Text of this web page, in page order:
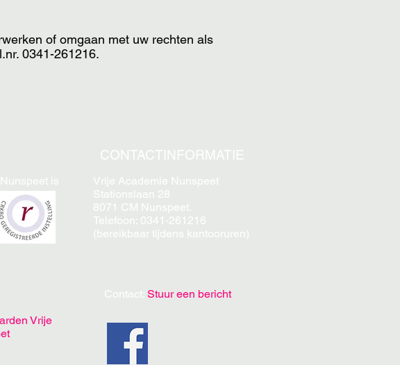
of omgaan met uw rechten als
0341-261216.
Vrije
Stuur een bericht